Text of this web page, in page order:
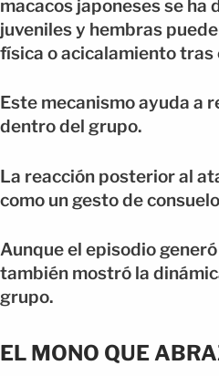
macacos japoneses se ha
juveniles y hembras
física o acicalamiento tras
Este mecanismo ayuda a
dentro del grupo.
La reacción posterior al
como un gesto de
Aunque el episodio
también mostró la
grupo.
EL MONO QUE